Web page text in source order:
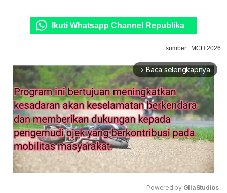
Ikuti Whatsapp Channel Republika
sumber : MCH 2026
arrow_forward_ios Baca selengkapnya
Powered by GliaStudios